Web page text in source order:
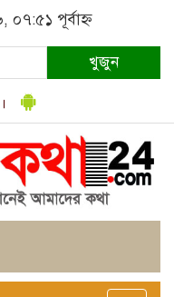
০৭:৫১ পূর্বাহ্ন
খুজুন